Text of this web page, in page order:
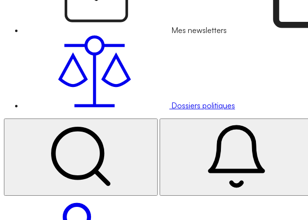
Mes newsletters
Dossiers politiques